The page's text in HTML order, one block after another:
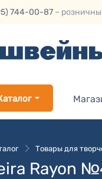
744-00-87 –
Товары для
Rayon